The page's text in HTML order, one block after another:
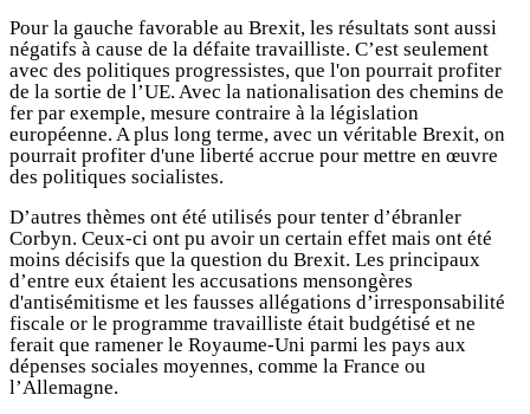
Pour la gauche favorable au Brexit, les résultats sont aussi
négatifs à cause de la défaite travailliste. C’est seulement
avec des politiques progressistes, que l'on pourrait profiter
de la sortie de l’UE. Avec la nationalisation des chemins de
fer par exemple, mesure contraire à la législation
européenne. A plus long terme, avec un véritable Brexit, on
pourrait profiter d'une liberté accrue pour mettre en œuvre
des politiques socialistes.
D’autres thèmes ont été utilisés pour tenter d’ébranler
Corbyn. Ceux-ci ont pu avoir un certain effet mais ont été
moins décisifs que la question du Brexit. Les principaux
d’entre eux étaient les accusations mensongères
d'antisémitisme et les fausses allégations d’irresponsabilité
fiscale or le programme travailliste était budgétisé et ne
ferait que ramener le Royaume-Uni parmi les pays aux
dépenses sociales moyennes, comme la France ou
l’Allemagne.